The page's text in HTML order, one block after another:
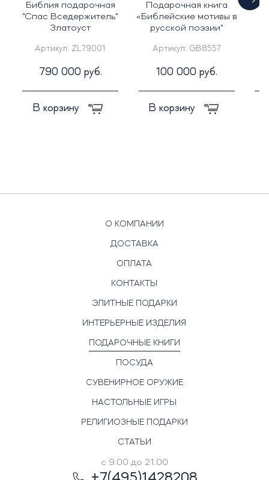
Библия подарочная
"Спас Вседержитель"
Златоуст
Артикул: ZL79001
790 000 руб.
В корзину
Подарочная книга
«Библейские мотивы в
русской поэзии"
Артикул: GB8557
100 000 руб.
В корзину
О КОМПАНИИ
ДОСТАВКА
ОПЛАТА
КОНТАКТЫ
ЭЛИТНЫЕ ПОДАРКИ
ИНТЕРЬЕРНЫЕ ИЗДЕЛИЯ
ПОДАРОЧНЫЕ КНИГИ
ПОСУДА
СУВЕНИРНОЕ ОРУЖИЕ
НАСТОЛЬНЫЕ ИГРЫ
РЕЛИГИОЗНЫЕ ПОДАРКИ
СТАТЬИ
с 9.00 до 21.00